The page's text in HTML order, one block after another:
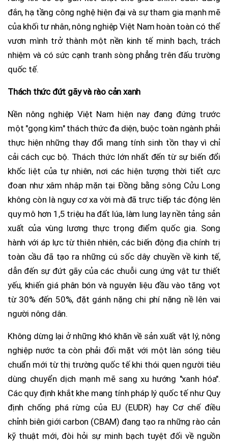
đắn, hạ tầng công nghệ hiện đại và sự tham gia mạnh mẽ
của khối tư nhân, nông nghiệp Việt Nam hoàn toàn có thể
vươn mình trở thành một nền kinh tế minh bạch, trách
nhiệm và có sức cạnh tranh sòng phẳng trên đấu trường
quốc tế.
Thách thức đứt gãy và rào cản xanh
Nền nông nghiệp Việt Nam hiện nay đang đứng trước
một "gọng kìm" thách thức đa diện, buộc toàn ngành phải
thực hiện những thay đổi mang tính sinh tồn thay vì chỉ
cải cách cục bộ. Thách thức lớn nhất đến từ sự biến đổi
khốc liệt của tự nhiên, nơi các hiện tượng thời tiết cực
đoan như xâm nhập mặn tại Đồng bằng sông Cửu Long
không còn là nguy cơ xa vời mà đã trực tiếp tác động lên
quy mô hơn 1,5 triệu ha đất lúa, làm lung lay nền tảng sản
xuất của vùng lương thực trọng điểm quốc gia. Song
hành với áp lực từ thiên nhiên, các biến động địa chính trị
toàn cầu đã tạo ra những cú sốc dây chuyền về kinh tế,
dẫn đến sự đứt gãy của các chuỗi cung ứng vật tư thiết
yếu, khiến giá phân bón và nguyên liệu đầu vào tăng vọt
từ 30% đến 50%, đặt gánh nặng chi phí nặng nề lên vai
người nông dân.
Không dừng lại ở những khó khăn về sản xuất vật lý, nông
nghiệp nước ta còn phải đối mặt với một làn sóng tiêu
chuẩn mới từ thị trường quốc tế khi thói quen người tiêu
dùng chuyển dịch mạnh mẽ sang xu hướng "xanh hóa".
Các quy định khắt khe mang tính pháp lý quốc tế như Quy
định chống phá rừng của EU (EUDR) hay Cơ chế điều
chỉnh biên giới carbon (CBAM) đang tạo ra những rào cản
kỹ thuật mới, đòi hỏi sự minh bạch tuyệt đối về nguồn